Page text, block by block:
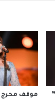
موقف محرج